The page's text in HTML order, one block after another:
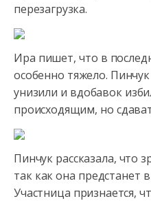
перезагрузка.
Ира пишет, что в
особенно тяжело.
унизили и вдобавок
происходящим, но
Пинчук рассказала, что
так как она предстанет
Участница признается,